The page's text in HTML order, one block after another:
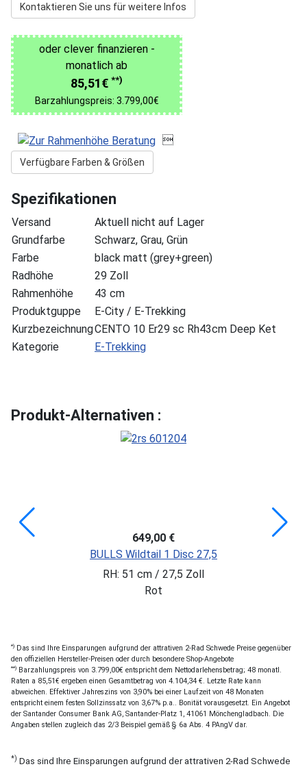
Kontaktieren Sie uns für weitere Infos
oder clever finanzieren -
monatlich ab
85,51€ **)
Barzahlungspreis: 3.799,00€

Verfügbare Farben & Größen
Spezifikationen
Versand
Aktuell nicht auf Lager
Grundfarbe
Schwarz, Grau, Grün
Farbe
black matt (grey+green)
Radhöhe
29 Zoll
Rahmenhöhe
43 cm
Produktguppe
E-City / E-Trekking
KurzbezeichnungCENTO 10 Er29 sc Rh43cm Deep Ket
Kategorie
E-Trekking
Produkt-Alternativen :
649,00 €
BULLS Wildtail 1 Disc 27,5
RH: 51 cm / 27,5 Zoll
Rot
*) Das sind Ihre Einsparungen aufgrund der attrativen 2-Rad Schwede Preise gegenüber
den offiziellen Hersteller-Preisen oder durch besondere Shop-Angebote
**) Barzahlungspreis von 3.799,00€ entspricht dem Nettodarlehensbetrag; 48 monatl.
Raten a 85,51€ ergeben einen Gesamtbetrag von 4.104,34 €. Letzte Rate kann
abweichen. Effektiver Jahreszins von 3,90% bei einer Laufzeit von 48 Monaten
entspricht einem festen Sollzinssatz von 3,67% p.a.. Bonität vorausgesetzt. Ein Angebot
der Santander Consumer Bank AG, Santander-Platz 1, 41061 Mönchengladbach. Die
Angaben stellen zugleich das 2/3 Beispiel gemäß § 6a Abs. 4 PAngV dar.
*) Das sind Ihre Einsparungen aufgrund der attrativen 2-Rad Schwede